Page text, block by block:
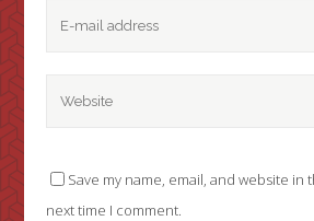
Save my name, email, and website in
next time I comment.